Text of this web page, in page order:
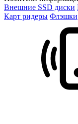
Внешние SSD диски
Карт ридеры Флэшки